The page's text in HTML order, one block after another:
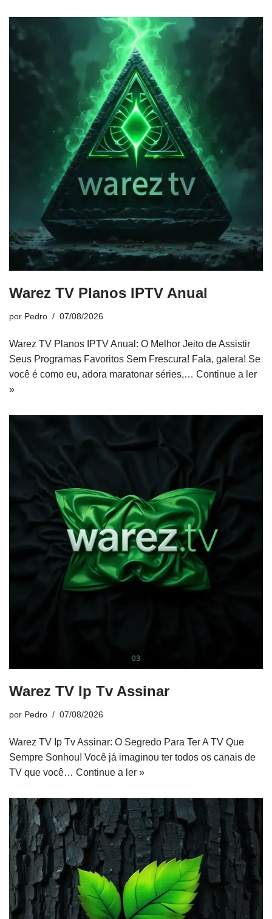
Warez TV Planos IPTV Anual
por Pedro 07/08/2026
Warez TV Planos IPTV Anual: O Melhor Jeito de Assistir
Seus Programas Favoritos Sem Frescura! Fala, galera! Se
você é como eu, adora maratonar séries,… Continue a ler
»
Warez TV Ip Tv Assinar
por Pedro 07/08/2026
Warez TV Ip Tv Assinar: O Segredo Para Ter A TV Que
Sempre Sonhou! Você já imaginou ter todos os canais de
TV que você… Continue a ler »